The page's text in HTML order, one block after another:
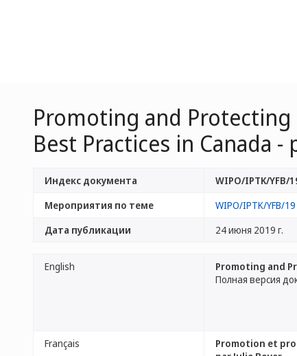
Promoting and Protecting
Best Practices in Canada
Индекс документа
WIPO/IPTK/YFB/
Мероприятия по теме
WIPO/IPTK/YFB/19
Дата публикации
24 июня 2019 г.
English
Promoting and
Полная версия
Français
Promotion et